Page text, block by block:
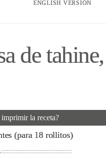
ENGLISH VERSION
de tahine,
imprimir la receta?
(para 18 rollitos)